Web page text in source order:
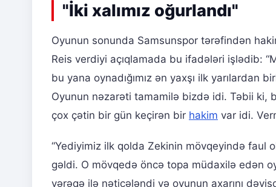
"İki xalımız oğurlandı"
Oyunun sonunda Samsunspor tərəfindən
Reis verdiyi açıqlamada bu ifadələri işlədib:
bu yana oynadığımız ən yaxşı ilk yarılardan
Oyunun nəzarəti tamamilə bizdə idi. Təbii ki,
çox çətin bir gün keçirən bir hakim var idi.
“Yediyimiz ilk qolda Zekinin mövqeyində faul
gəldi. O mövqedə öncə topa müdaxilə edən
vərəqə ilə nəticələndi və oyunun axarını